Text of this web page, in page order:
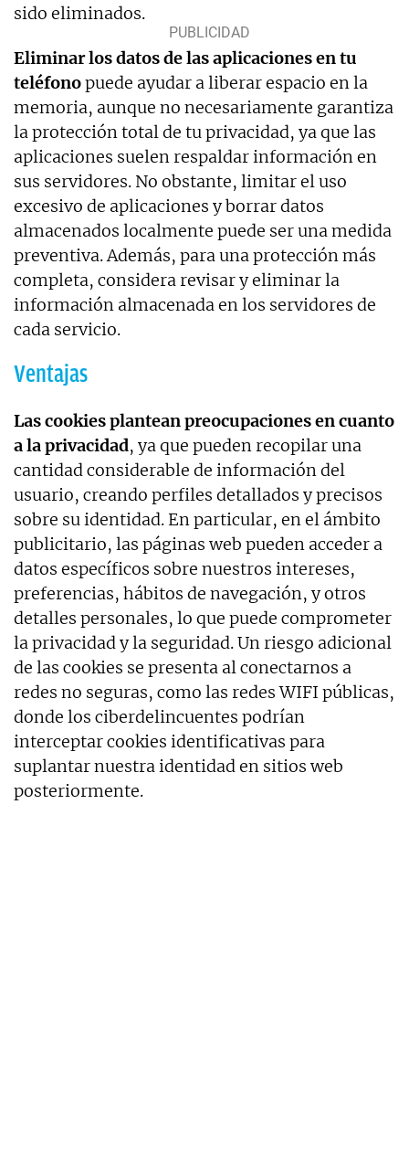
sido eliminados.
Eliminar los datos de las aplicaciones en tu
teléfonopuede ayudar a liberar espacio en la
memoria, aunque no necesariamente garantiza
la protección total de tu privacidad, ya que las
aplicaciones suelen respaldar información en
sus servidores. No obstante, limitar el uso
excesivo de aplicaciones y borrar datos
almacenados localmente puede ser una medida
preventiva. Además, para una protección más
completa, considera revisar y eliminar la
información almacenada en los servidores de
cada servicio.
Ventajas
Las cookies plantean preocupaciones en cuanto
a la privacidad, ya que pueden recopilar una
cantidad considerable de información del
usuario, creando perfiles detallados y precisos
sobre su identidad. En particular, en el ámbito
publicitario, las páginas web pueden acceder a
datos específicos sobre nuestros intereses,
preferencias, hábitos de navegación, y otros
detalles personales, lo que puede comprometer
la privacidad y la seguridad. Un riesgo adicional
de las cookies se presenta al conectarnos a
redes no seguras, como las redes WIFI públicas,
donde los ciberdelincuentes podrían
interceptar cookies identificativas para
suplantar nuestra identidad en sitios web
posteriormente.